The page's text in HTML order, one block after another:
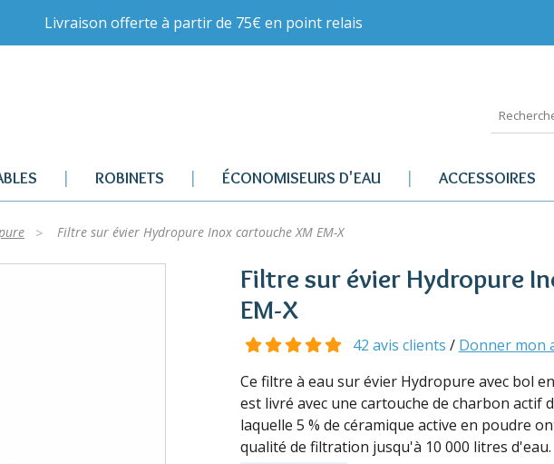
Livraison offerte à partir de 75€ en point relais
ROBINETS ÉCONOMISEURS D'EAU ACCESSOIRES
Filtre sur évier Hydropure Inox cartouche XM EM-X
Filtre sur évier Hydropure
EM-X
42 avis clients / Donner mon
Ce filtre à eau sur évier Hydropure avec bol
est livré avec une cartouche de charbon actif
laquelle 5 % de céramique active en poudre
qualité de filtration jusqu'à 10 000 litres d'eau.